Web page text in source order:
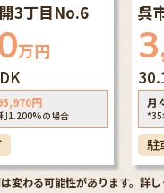
3丁目No.6
万円
円
1.200%の場合
呉
月
*35
駐
変わる可能性があります。 詳し